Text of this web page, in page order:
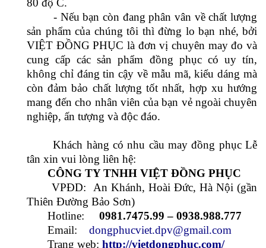
Khách hàng có nhu cầu may đồng phục Lễ
tân xin vui lòng liên hệ:
CÔNG TY TNHH VIỆT ĐỒNG PHỤC
VPĐD: An Khánh, Hoài Đức, Hà Nội (gần
Thiên Đường Bảo Sơn)
Hotline:0981.7475.99 – 0938.988.777
Email: dongphucviet.dpv@gmail.com
Trang web:http://vietdongphuc.com/
SẢN PHẨM LIÊN QUAN